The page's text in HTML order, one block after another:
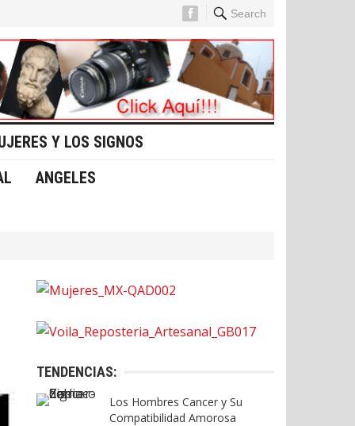
Search
Y LOS SIGNOS
ANGELES
TENDENCIAS:
Los Hombres Cancer y Su
Compatibilidad Amorosa